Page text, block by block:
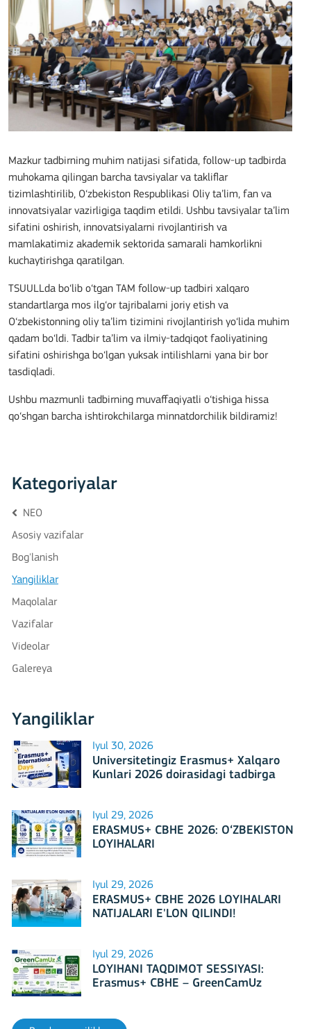
Mazkur tadbirning muhim natijasi sifatida, follow-up tadbirda
muhokama qilingan barcha tavsiyalar va takliflar
tizimlashtirilib, O‘zbekiston Respublikasi Oliy ta’lim, fan va
innovatsiyalar vazirligiga taqdim etildi. Ushbu tavsiyalar ta’lim
sifatini oshirish, innovatsiyalarni rivojlantirish va
mamlakatimiz akademik sektorida samarali hamkorlikni
kuchaytirishga qaratilgan.
TSUULLda bo‘lib o‘tgan TAM follow-up tadbiri xalqaro
standartlarga mos ilg‘or tajribalarni joriy etish va
O‘zbekistonning oliy ta’lim tizimini rivojlantirish yo‘lida muhim
qadam bo‘ldi. Tadbir ta’lim va ilmiy-tadqiqot faoliyatining
sifatini oshirishga bo‘lgan yuksak intilishlarni yana bir bor
tasdiqladi.
Ushbu mazmunli tadbirning muvaffaqiyatli o‘tishiga hissa
qo‘shgan barcha ishtirokchilarga minnatdorchilik bildiramiz!
Kategoriyalar
NEO
Asosiy vazifalar
Bog'lanish
Yangiliklar
Maqolalar
Vazifalar
Videolar
Galereya
Yangiliklar
Iyul 30, 2026
Universitetingiz Erasmus+ Xalqaro
Kunlari 2026 doirasidagi tadbirga
Iyul 29, 2026
ERASMUS+ CBHE 2026: O‘ZBEKISTON
LOYIHALARI
Iyul 29, 2026
ERASMUS+ CBHE 2026 LOYIHALARI
NATIJALARI E'LON QILINDI!
Iyul 29, 2026
LOYIHANI TAQDIMOT SESSIYASI:
Erasmus+ CBHE – GreenCamUz